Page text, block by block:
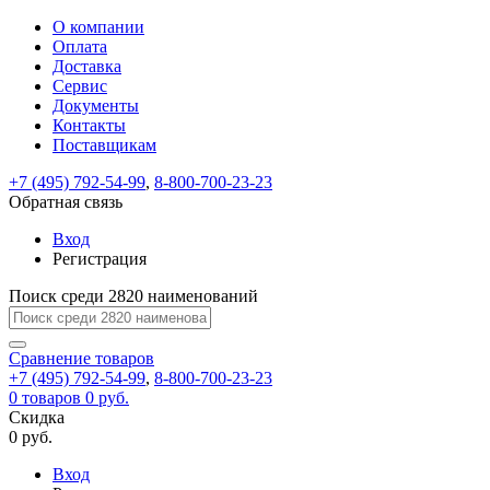
ВходРегистрация
test@example.com
отправлена
по
ней
завершения
регистрации.
Ок
Запомнить
меня
Забыли
Восстановление
пароля
Заполните
форму.
Мы
отправим
ссылку
указанный
электронный
перейдя
по
которой
вы
задать
На
вашу
почту
test@test.ru
ссылка.
Перейдите
по
для
смены
пароля.
Введите
новый
пароль
Сменить
Пароль
успешно
восстановлен
Обратная
связь
Сообщение
пользовательского
сообщение
успешно
отправлено.
О компании
Оплата
Доставка
Сервис
Документы
Контакты
Поставщикам
+7 (495) 792-54-99, 8-800-700-23-23
Обратная связь
Вход
Регистрация
Поиск среди 2820 наименований
Сравнение товаров
+7 (495) 792-54-99, 8-800-700-23-23
0 товаров 0 руб.
Скидка
0 руб.
Вход